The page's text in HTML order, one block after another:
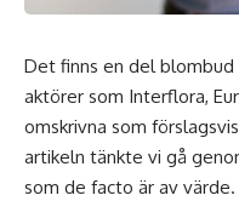
Det finns en del
aktörer som Interflora,
omskrivna som
artikeln tänkte vi gå
som de facto är av värde.